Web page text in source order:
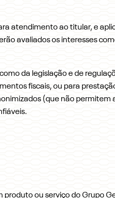
atendimento ao titular, e
avaliados os interesses
da legislação e de
fiscais, ou para
(que não permitem
produto ou serviço do Grupo